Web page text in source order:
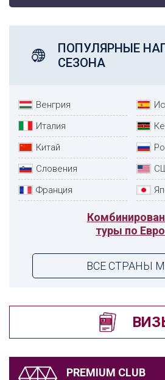
ПОПУЛЯРНЫЕ
СЕЗОНА
Венгрия
Италия
Китай
Словения
Франция
туры по
ВСЕ СТРАНЫ
PREMIUM CLUB